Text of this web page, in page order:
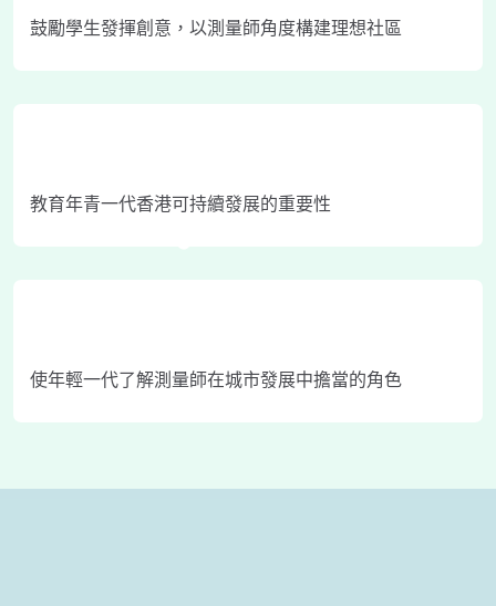
鼓勵學生發揮創意，以測量師角度構建理想社區
教育年青一代香港可持續發展的重要性
使年輕一代了解測量師在城市發展中擔當的角色